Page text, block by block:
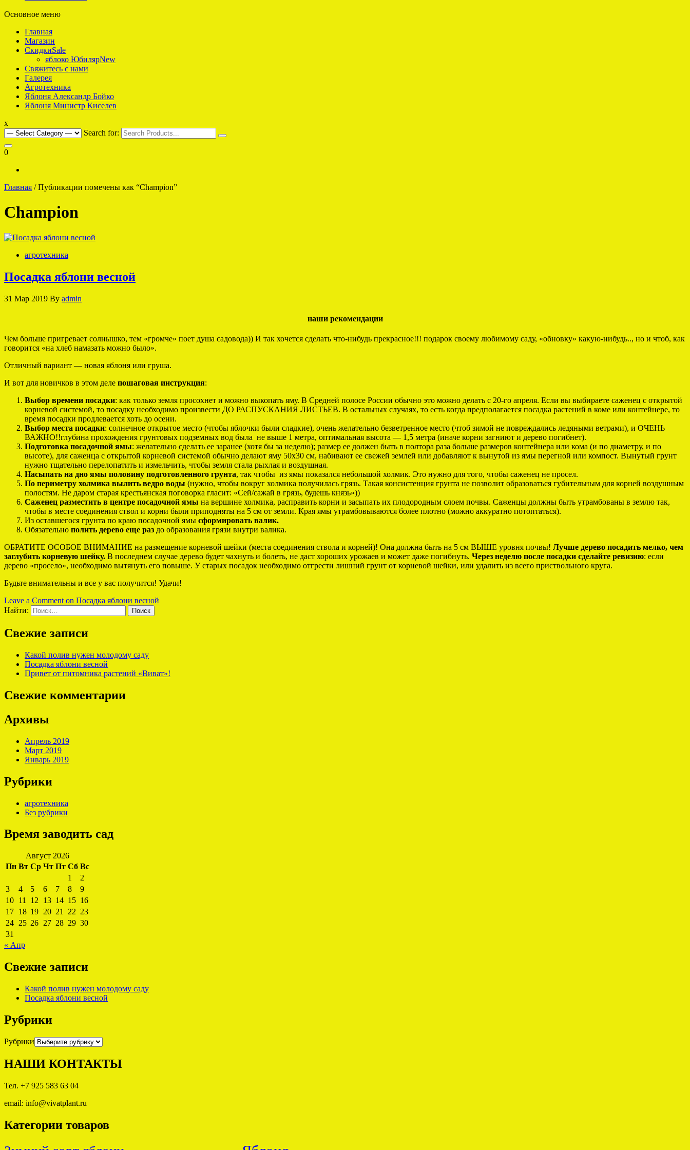
Яблоко что надо
Основное меню
Главная
Магазин
СкидкиSale
яблоко ЮбилярNew
Свяжитесь с нами
Галерея
Агротехника
Яблоня Александр Бойко
Яблоня Министр Киселев
x
Search for:
0
Главная / Публикации помечены как “Champion”
Champion
агротехника
Посадка яблони весной
31 Мар 2019 By admin
наши рекомендации
Чем больше пригревает солнышко, тем «громче» поет душа садовода)) И так хочется сделать что-нибудь прекрасное!!! подарок своему любимому саду, «обновку» какую-нибудь.., но и чтоб, как
говорится «на хлеб намазать можно было».
Отличный вариант — новая яблоня или груша.
И вот для новичков в этом деле пошаговая инструкция:
Выбор времени посадки: как только земля просохнет и можно выкопать яму. В Средней полосе России обычно это можно делать с 20-го апреля. Если вы выбираете саженец с открытой
корневой системой, то посадку необходимо произвести ДО РАСПУСКАНИЯ ЛИСТЬЕВ. В остальных случаях, то есть когда предполагается посадка растений в коме или контейнере, то
время посадки продлевается хоть до осени.
Выбор места посадки: солнечное открытое место (чтобы яблочки были сладкие), очень желательно безветренное место (чтоб зимой не повреждались ледяными ветрами), и ОЧЕНЬ
ВАЖНО!!глубина прохождения грунтовых подземных вод была не выше 1 метра, оптимальная высота — 1,5 метра (иначе корни загниют и дерево погибнет).
Подготовка посадочной ямы: желательно сделать ее заранее (хотя бы за неделю); размер ее должен быть в полтора раза больше размеров контейнера или кома (и по диаметру, и по
высоте), для саженца с открытой корневой системой обычно делают яму 50х30 см, набивают ее свежей землей или добавляют к вынутой из ямы перегной или компост. Вынутый грунт
нужно тщательно перелопатить и измельчить, чтобы земля стала рыхлая и воздушная.
Насыпать на дно ямы половину подготовленного грунта, так чтобы из ямы показался небольшой холмик. Это нужно для того, чтобы саженец не просел.
По периметру холмика вылить ведро воды (нужно, чтобы вокруг холмика получилась грязь. Такая консистенция грунта не позволит образоваться губительным для корней воздушным
полостям. Не даром старая крестьянская поговорка гласит: «Сей/сажай в грязь, будешь князь»))
Саженец разместить в центре посадочной ямы на вершине холмика, расправить корни и засыпать их плодородным слоем почвы. Саженцы должны быть утрамбованы в землю так,
чтобы в месте соединения ствол и корни были приподняты на 5 см от земли. Края ямы утрамбовываются более плотно (можно аккуратно потоптаться).
Из оставшегося грунта по краю посадочной ямы сформировать валик.
Обязательно полить дерево еще раз до образования грязи внутри валика.
ОБРАТИТЕ ОСОБОЕ ВНИМАНИЕ на размещение корневой шейки (места соединения ствола и корней)! Она должна быть на 5 см ВЫШЕ уровня почвы! Лучше дерево посадить мелко, чем
заглубить корневую шейку. В последнем случае дерево будет чахнуть и болеть, не даст хороших урожаев и может даже погибнуть. Через неделю после посадки сделайте ревизию: если
дерево «просело», необходимо вытянуть его повыше. У старых посадок необходимо отгрести лишний грунт от корневой шейки, или удалить из всего приствольного круга.
Будьте внимательны и все у вас получится! Удачи!
Leave a Comment on Посадка яблони весной
Найти:
Свежие записи
Какой полив нужен молодому саду
Посадка яблони весной
Привет от питомника растений «Виват»!
Свежие комментарии
Архивы
Апрель 2019
Март 2019
Январь 2019
Рубрики
агротехника
Без рубрики
Время заводить сад
Август 2026
Пн Вт Ср Чт Пт Сб Вс
1
2
3
4 5 6 7 8
9
10 11 12 13 14 15 16
17 18 19 20 21 22 23
24 25 26 27 28 29 30
31
« Апр
Свежие записи
Какой полив нужен молодому саду
Посадка яблони весной
Рубрики
Рубрики
НАШИ КОНТАКТЫ
Тел. +7 925 583 63 04
email: info@vivatplant.ru
Категории товаров